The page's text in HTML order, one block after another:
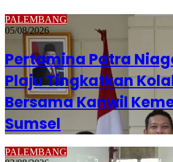
PALEMBANG
05/08/2026
Pertamina Patra
Plaju Tingkatkan
Bersama Kanwil
Sumsel
PALEMBANG